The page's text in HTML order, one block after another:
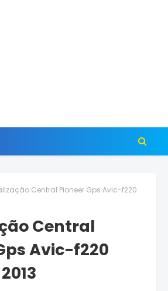
Central Pioneer Gps Avic-f220
Central
Avic-f220